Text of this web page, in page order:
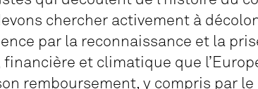
chercher activement à
par la reconnaissance et la
et climatique que
remboursement, y compris par